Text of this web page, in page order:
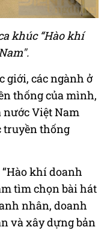
khúc “Hào khí
giới, các ngành ở
thống của mình,
Việt Nam
truyền thống
khí doanh
tìm chọn bài hát
nhân, doanh
và xây dựng bản